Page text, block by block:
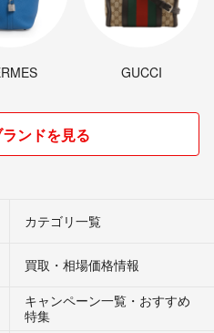
GUCCI
ンドを見る
カテゴリ一覧
買取・相場価格情報
キャンペーン一覧・おすすめ
特集